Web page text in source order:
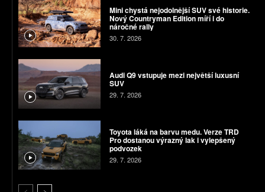
Mini chystá nejodolnější SUV své historie.
Nový Countryman Edition míří i do
náročné rally
30. 7. 2026
Audi Q9 vstupuje mezi největší luxusní
SUV
29. 7. 2026
Toyota láká na barvu medu. Verze TRD
Pro dostanou výrazný lak i vylepšený
podvozek
29. 7. 2026